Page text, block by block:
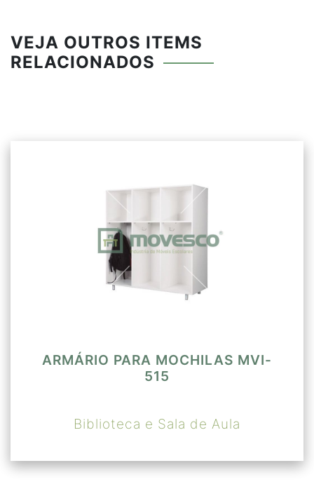
VEJA OUTROS ITEMS
RELACIONADOS
ARMÁRIO PARA MOCHILAS MVI-
515
Biblioteca e Sala de Aula